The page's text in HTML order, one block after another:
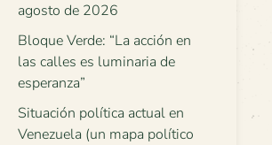
agosto de 2026
Bloque Verde: “La acción en
las calles es luminaria de
esperanza”
Situación política actual en
Venezuela (un mapa político